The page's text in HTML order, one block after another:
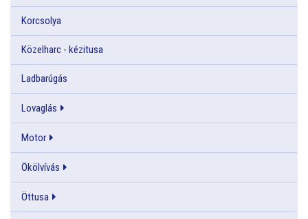
Korcsolya
Közelharc - kézitusa
Ladbarúgás
Lovaglás
Motor
Ökölvívás
Öttusa